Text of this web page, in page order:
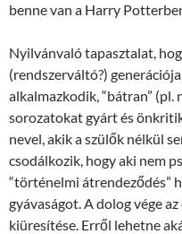
benne van a Harry
Nyilvánvaló tapasztalat,
(rendszerváltó?)
alkalmazkodik, “bátran” (pl.
sorozatokat gyárt és
nevel, akik a szülők nélkül
csodálkozik, hogy aki nem
“történelmi átrendeződés”
gyávaságot. A dolog vége
kiüresítése. Erről lehetne